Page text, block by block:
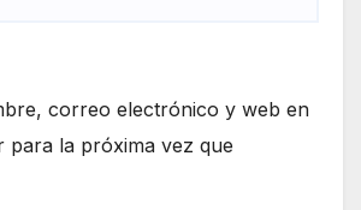
correo electrónico y web en
para la próxima vez que